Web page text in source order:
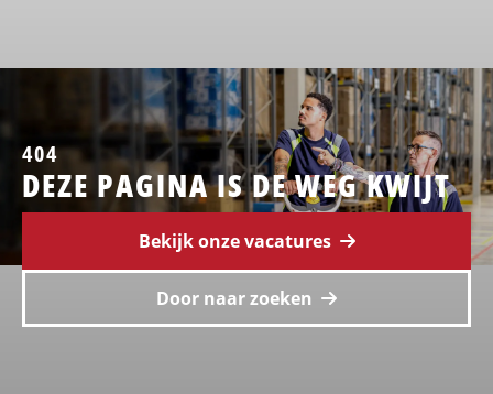
404
DEZE PAGINA IS DE WEG KWIJT
Bekijk onze vacatures
Door naar zoeken